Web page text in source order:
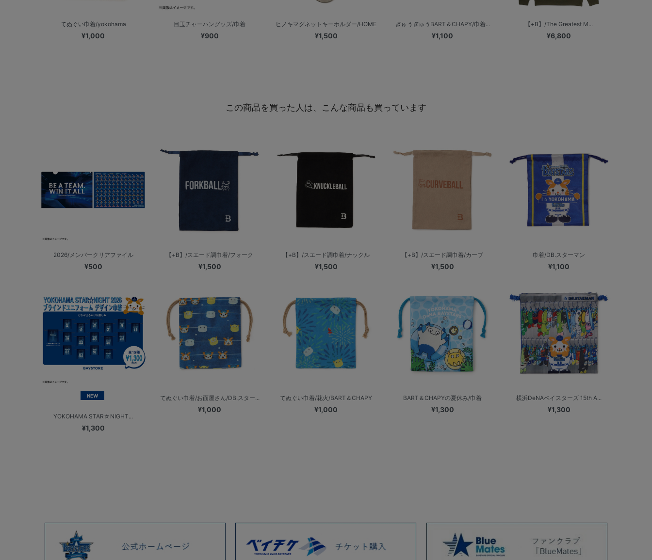
てぬぐい巾着/yokohama
¥1,000
目玉チャーハングッズ/巾着
¥900
ヒノキマグネットキーホルダー/HOME
¥1,500
ぎゅうぎゅうBART＆CHAPY/巾着...
¥1,100
【+B】/The Greatest M...
¥6,800
この商品を買った人は、こんな商品も買っています
2026/メンバークリアファイル
¥500
【+B】/スエード調巾着/フォーク
¥1,500
【+B】/スエード調巾着/ナックル
¥1,500
【+B】/スエード調巾着/カーブ
¥1,500
巾着/DB.スターマン
¥1,100
NEW
YOKOHAMA STAR☆NIGHT...
¥1,300
てぬぐい巾着/お面屋さん/DB.スター...
¥1,000
てぬぐい巾着/花火/BART＆CHAPY
¥1,000
BART＆CHAPYの夏休み/巾着
¥1,300
横浜DeNAベイスターズ 15th A...
¥1,300